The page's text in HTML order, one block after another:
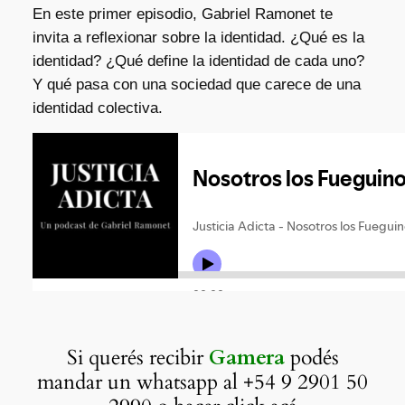
En este primer episodio, Gabriel Ramonet te
invita a reflexionar sobre la identidad. ¿Qué es la
identidad? ¿Qué define la identidad de cada uno?
Y qué pasa con una sociedad que carece de una
identidad colectiva.
Si querés recibirGamerapodés
mandar un whatsapp al +54 9 2901 50